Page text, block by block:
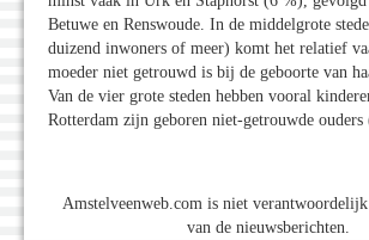
Betuwe en Renswoude. In de middelgrote
duizend inwoners of meer) komt het relatief
moeder niet getrouwd is bij de geboorte van
Van de vier grote steden hebben vooral
Rotterdam zijn geboren niet-getrouwde ouders
Amstelveenweb.com is niet
van de nieuwsberichten.